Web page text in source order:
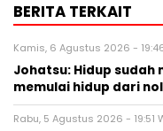
BERITA TERKAIT
Kamis, 6 Agustus 2026 -
Johatsu: Hidup
memulai hidup dari nol
Rabu, 5 Agustus 2026 - 19:51